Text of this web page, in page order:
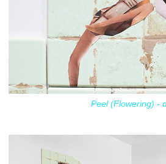
Peel (Flowering) -